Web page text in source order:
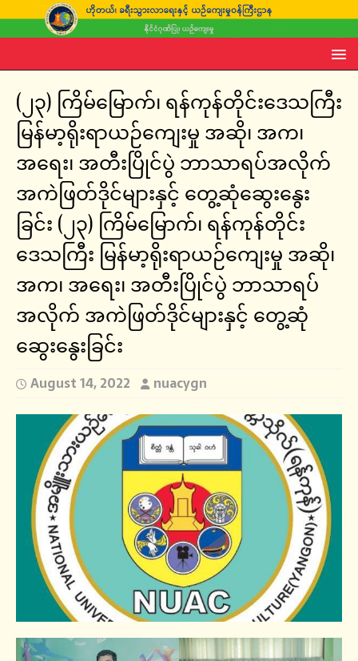
(၂၃) ကြိမ်မြောက်၊ ရန်ကုန်တိုင်းဒေသကြီး
မြန်မာ့ရိုးရာယဉ်ကျေးမှု အဆို၊ အက၊
အရေး၊ အတီးပြိုင်ပွဲ ဘာသာရပ်အလိုက်
အကဲဖြတ်ဒိုင်များနှင့် တွေ့ဆုံဆွေးနွေး
ခြင်း (၂၃) ကြိမ်မြောက်၊ ရန်ကုန်တိုင်း
ဒေသကြီး မြန်မာ့ရိုးရာယဉ်ကျေးမှု အဆို၊
အက၊ အရေး၊ အတီးပြိုင်ပွဲ ဘာသာရပ်
အလိုက် အကဲဖြတ်ဒိုင်များနှင့် တွေ့ဆုံ
ဆွေးနွေးခြင်း
August 14, 2022 nuacygn